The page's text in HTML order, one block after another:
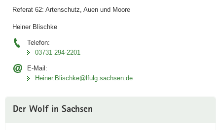
r
e
s
Referat 62: Artenschutz, Auen und Moore
Heiner Blischke
Telefon:
03731 294-2201
E-Mail:
Heiner.Blischke@lfulg.sachsen.de
Der Wolf in Sachsen